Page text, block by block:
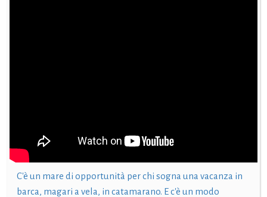
C'è un mare di opportunità per chi sogna una vacanza in
barca, magari a vela, in catamarano. E c'è un modo